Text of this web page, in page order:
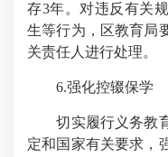
存3年。对违反有关
生等行为，区教育局
关责任人进行处理。
6.强化控辍保学
切实履行义务教育
定和国家有关要求，